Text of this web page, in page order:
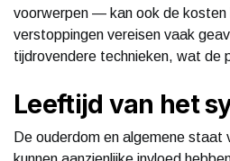
voorwerpen — kan ook de
verstoppingen vereisen vaak
tijdrovendere technieken, wat de
Leeftijd van het
De ouderdom en algemene